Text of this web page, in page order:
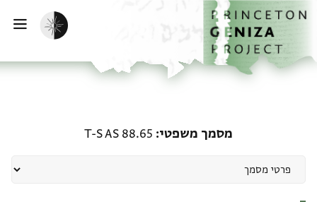
לתוכןהבית
הפעלת מצב כהה
מסמך משפטי T-S AS 88.65